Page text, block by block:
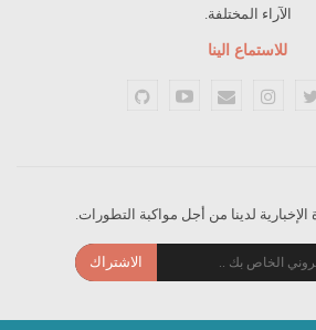
الآراء المختلفة.
للاستماع الينا
لدينا من أجل مواكبة التطورات.
الاشتراك